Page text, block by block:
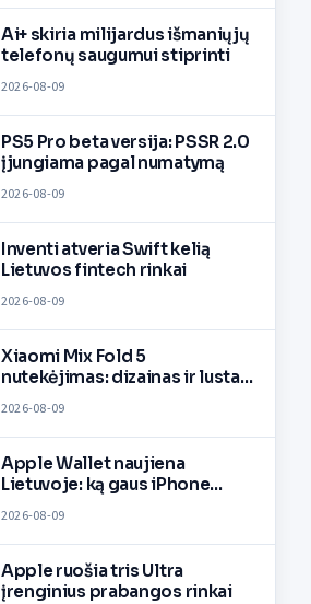
Ai+ skiria milijardus išmaniųjų
telefonų saugumui stiprinti
2026-08-09
PS5 Pro beta versija: PSSR 2.0
įjungiama pagal numatymą
2026-08-09
Inventi atveria Swift kelią
Lietuvos fintech rinkai
2026-08-09
Xiaomi Mix Fold 5
nutekėjimas: dizainas ir lustas
2026-08-09
Apple Wallet naujiena
Lietuvoje: ką gaus iPhone
2026-08-09
Apple ruošia tris Ultra
įrenginius prabangos rinkai